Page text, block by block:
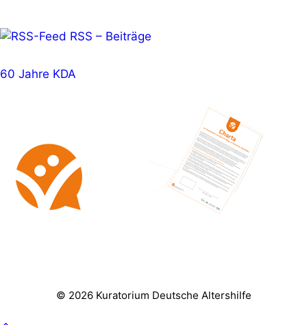
RSS – Beiträge
60 Jahre KDA
© 2026 Kuratorium Deutsche Altershilfe